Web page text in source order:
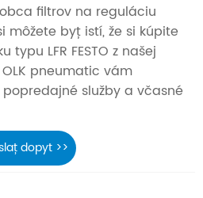
filtrov na reguláciu
môžete byť istí, že si kúpite
LFR FESTO z našej
pneumatic vám
služby a včasné
dopyt >>